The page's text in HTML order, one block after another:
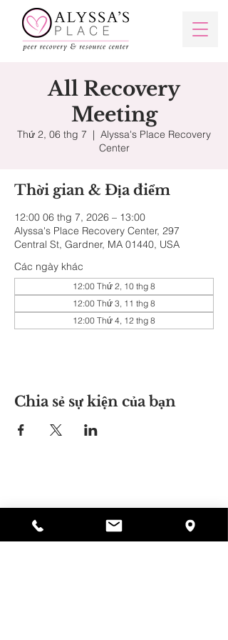
All Recovery
Meeting
Thứ 2, 06 thg 7
  |
Alyssa's Place Recovery
Center
Thời gian & Địa điểm
12:00 06 thg 7, 2026 – 13:00
Alyssa's Place Recovery Center, 297
Central St, Gardner, MA 01440, USA
Các ngày khác
12:00 Thứ 2, 10 thg 8
12:00 Thứ 3, 11 thg 8
12:00 Thứ 4, 12 thg 8
Chia sẻ sự kiện của bạn
297 Central St. Gardner, MA 01440
978-364-0920